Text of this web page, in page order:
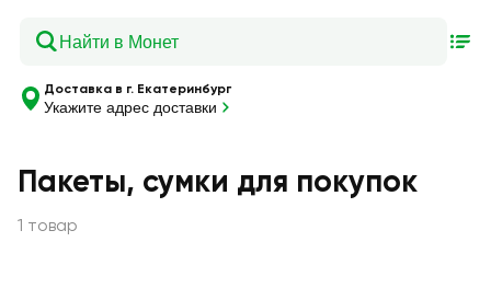
Доставка в г. Екатеринбург
Укажите адрес доставки
Пакеты, сумки для покупок
1 товар